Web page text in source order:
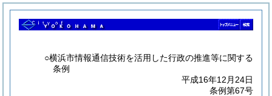
○横浜市情報通信技術を活用した行政の推進等に関する
条例
平成16年12月24日
条例第67号